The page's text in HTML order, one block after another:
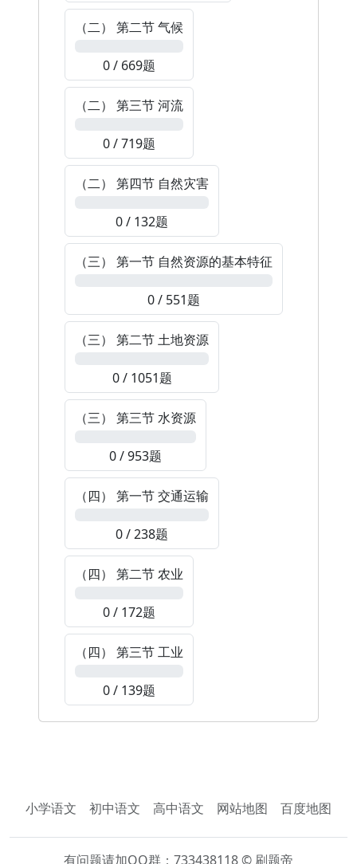
（二） 第二节 气候
0 / 669题
（二） 第三节 河流
0 / 719题
（二） 第四节 自然灾害
0 / 132题
（三） 第一节 自然资源的基本特征
0 / 551题
（三） 第二节 土地资源
0 / 1051题
（三） 第三节 水资源
0 / 953题
（四） 第一节 交通运输
0 / 238题
（四） 第二节 农业
0 / 172题
（四） 第三节 工业
0 / 139题
小学语文 初中语文 高中语文 网站地图 百度地图
有问题请加QQ群：733438118 © 刷题帝